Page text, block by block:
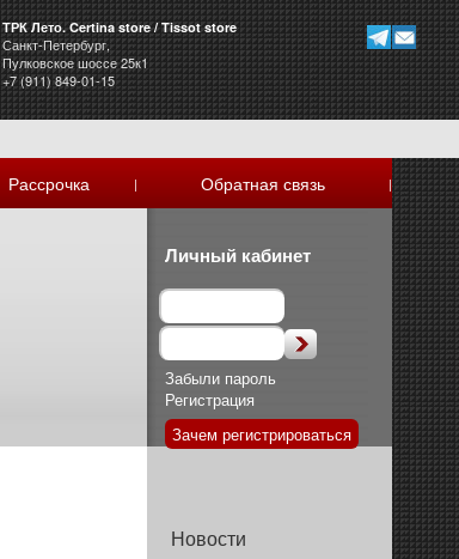
ТРК Лето. Certina store / Tissot store
Санкт-Петербург,
Пулковское шоссе 25к1
+7 (911) 849-01-15
Рассрочка | Обратная связь |
Личный кабинет
Забыли пароль
Регистрация
Зачем регистрироваться
Новости